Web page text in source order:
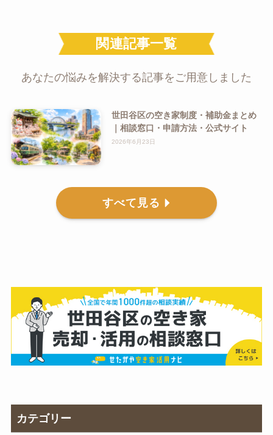
関連記事一覧
あなたの悩みを解決する記事をご用意しました
世田谷区の空き家制度・補助金まとめ
｜相談窓口・申請方法・公式サイト
2026年6月23日
すべて見る
カテゴリー